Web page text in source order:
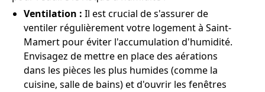
Ventilation : Il est crucial de s'assurer de
ventiler régulièrement votre logement à Saint-
Mamert pour éviter l'accumulation d'humidité.
Envisagez de mettre en place des aérations
dans les pièces les plus humides (comme la
cuisine, salle de bains) et d'ouvrir les fenêtres